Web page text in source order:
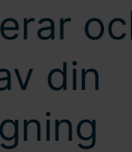
din